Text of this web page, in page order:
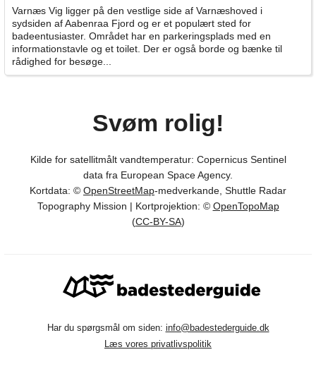
Varnæs Vig ligger på den vestlige side af Varnæshoved i
sydsiden af Aabenraa Fjord og er et populært sted for
badeentusiaster. Området har en parkeringsplads med en
informationstavle og et toilet. Der er også borde og bænke til
rådighed for besøge...
Svøm rolig!
Kilde for satellitmålt vandtemperatur: Copernicus Sentinel
data fra European Space Agency.
Kortdata: © OpenStreetMap-medverkande, Shuttle Radar
Topography Mission | Kortprojektion: © OpenTopoMap
(CC-BY-SA)
Har du spørgsmål om siden: info@badestederguide.dk
Læs vores privatlivspolitik